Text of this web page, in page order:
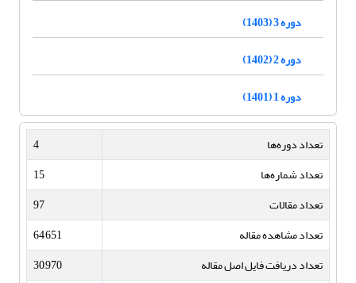
دوره 3 (1403)
دوره 2 (1402)
دوره 1 (1401)
تعداد دوره‌ها
4
تعداد شماره‌ها
15
تعداد مقالات
97
تعداد مشاهده مقاله
64,651
تعداد دریافت فایل اصل مقاله
30,970